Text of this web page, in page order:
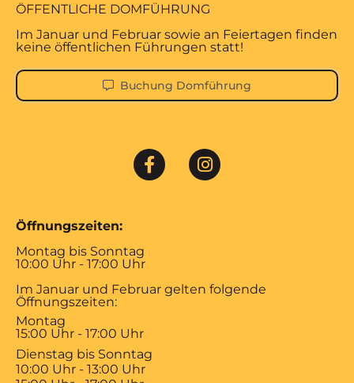
ÖFFENTLICHE DOMFÜHRUNG
Im Januar und Februar sowie an Feiertagen finden
keine öffentlichen Führungen statt!
Buchung Domführung
Öffnungszeiten:
Montag bis Sonntag
10:00 Uhr - 17:00 Uhr
Im Januar und Februar gelten folgende
Öffnungszeiten:
Montag
15:00 Uhr - 17:00 Uhr
Dienstag bis Sonntag
10:00 Uhr - 13:00 Uhr